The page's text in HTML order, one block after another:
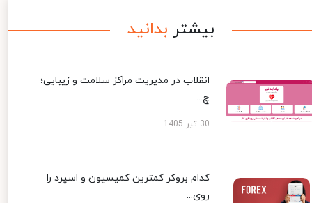
بیشتر بدانید
انقلاب در مدیریت مراکز سلامت و زیبایی؛
چ...
30 تیر 1405
کدام بروکر کمترین کمیسیون و اسپرد را
روی...